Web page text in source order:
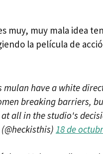
muy, muy mala idea
la película de
mulan have a white
breaking barriers,
all in the studio's
18 de